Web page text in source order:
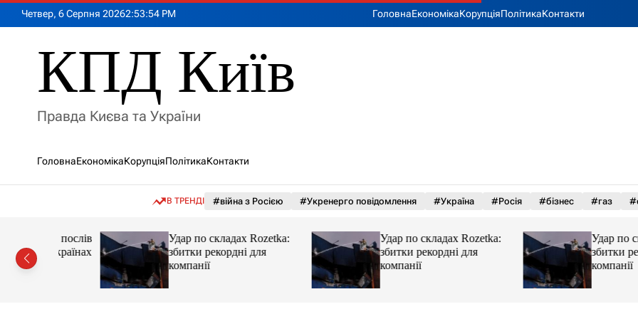
Четвер, 6 Серпня 20262:53:55 PM ГоловнаЕкономікаКорупціяПолітикаКонтакти
КПД Київ
Правда Києва та України
ГоловнаЕкономікаКорупціяПолітикаКонтакти
В ТРЕНДІ #війна з Росією #Укренерго повідомлення #Україна #Росія #бізнес #газ
країнах
Удар по складах Rozetka:
збитки рекордні для
компанії
Удар по складах Rozetka:
збитки рекордні для
компанії
Удар по складах
збитки рекордні
компанії